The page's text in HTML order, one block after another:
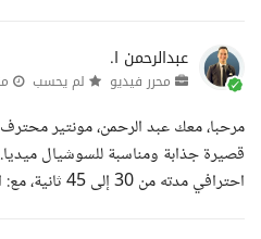
عبدالرحمن ا.
محرر فيديو لم يحسب
مرحبا، معك عبد الرحمن، مونتير
قصيرة جذابة ومناسبة للسوشيال
احترافي مدته من 30 إلى 45 ثانية، مع: ا...